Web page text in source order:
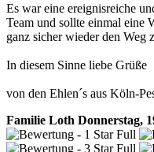
Es war eine ereignisreiche
Team und sollte einmal eine
ganz sicher wieder den Weg
In diesem Sinne liebe Grüße
von den Ehlen´s aus Köln-
Familie Loth Donnerstag,